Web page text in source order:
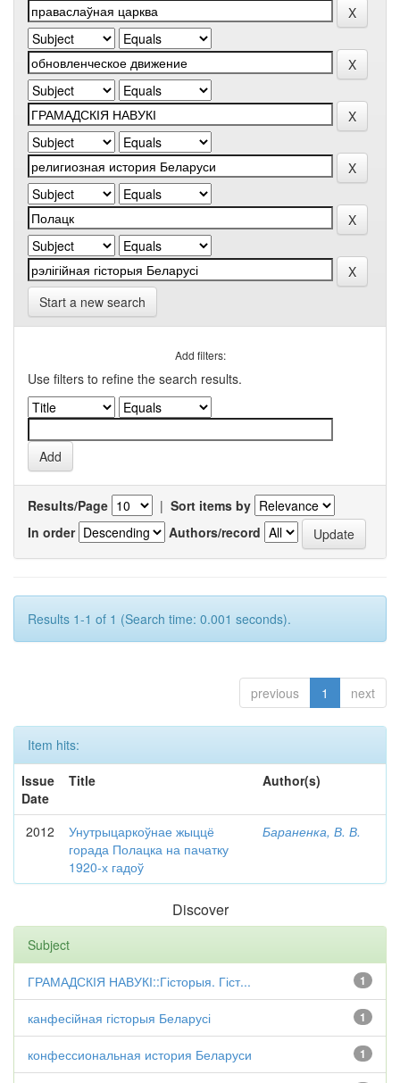
Start a new search
Add filters:
Use filters to refine the search results.
Results/Page | Sort items by
In order
Authors/record
Results 1-1 of 1 (Search time: 0.001 seconds).
previous 1 next
Item hits:
Issue
Date
Title Author(s)
2012
Унутрыцаркоўнае жыццё
горада Полацка на пачатку
1920-х гадоў
Бараненка, В. В.
Discover
Subject
1
ГРАМАДСКІЯ НАВУКІ::Гісторыя. Гіст...
1
канфесійная гісторыя Беларусі
1
конфессиональная история Беларуси